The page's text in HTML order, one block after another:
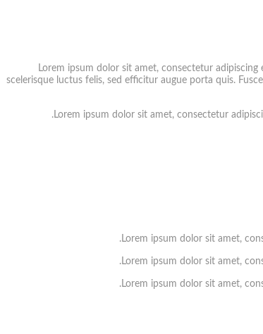
Lorem ipsum dolor sit amet, consectetur
scelerisque luctus felis, sed efficitur augue porta quis.
Lorem ipsum dolor sit amet, consectetur
Lorem ipsum dolor sit amet,
Lorem ipsum dolor sit amet,
Lorem ipsum dolor sit amet,